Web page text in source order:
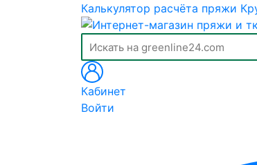
Калькулятор расчёта пряжи
Кабинет
Войти